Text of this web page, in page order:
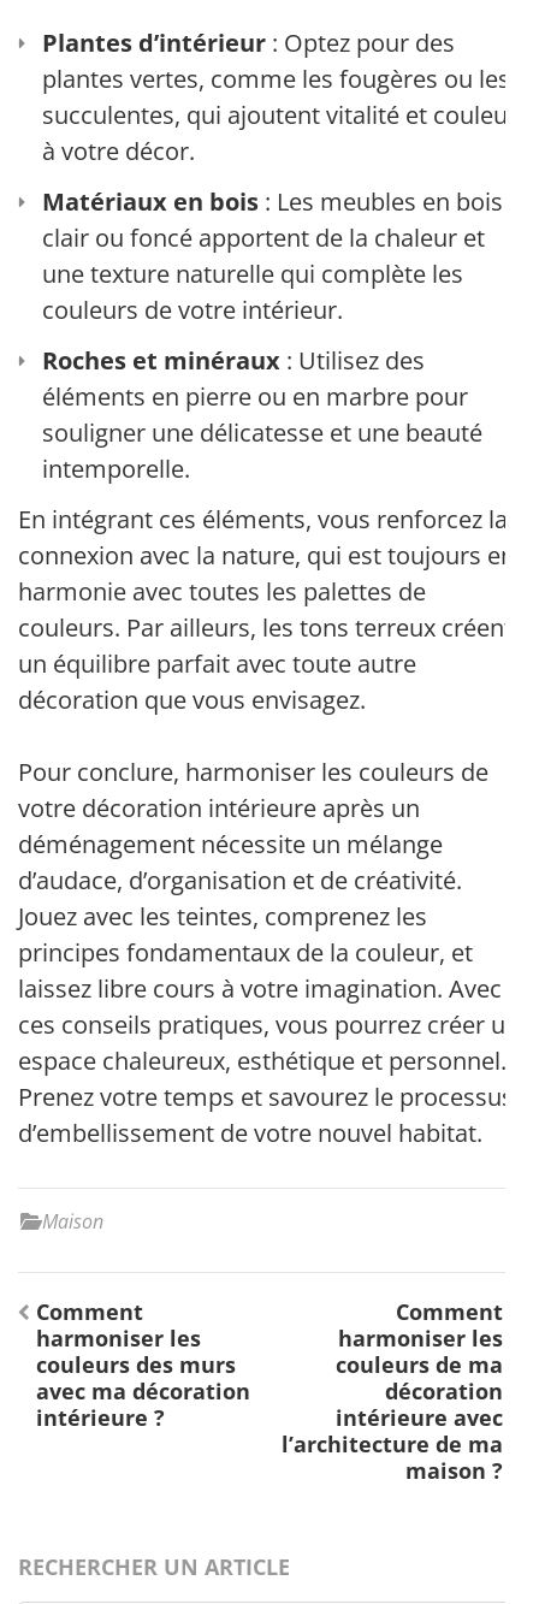
Plantes d’intérieur : Optez pour des
plantes vertes, comme les fougères ou les
succulentes, qui ajoutent vitalité et couleur
à votre décor.
Matériaux en bois : Les meubles en bois
clair ou foncé apportent de la chaleur et
une texture naturelle qui complète les
couleurs de votre intérieur.
Roches et minéraux : Utilisez des
éléments en pierre ou en marbre pour
souligner une délicatesse et une beauté
intemporelle.
En intégrant ces éléments, vous renforcez la
connexion avec la nature, qui est toujours en
harmonie avec toutes les palettes de
couleurs. Par ailleurs, les tons terreux créent
un équilibre parfait avec toute autre
décoration que vous envisagez.
Pour conclure, harmoniser les couleurs de
votre décoration intérieure après un
déménagement nécessite un mélange
d’audace, d’organisation et de créativité.
Jouez avec les teintes, comprenez les
principes fondamentaux de la couleur, et
laissez libre cours à votre imagination. Avec
ces conseils pratiques, vous pourrez créer un
espace chaleureux, esthétique et personnel.
Prenez votre temps et savourez le processus
d’embellissement de votre nouvel habitat.
Maison
Navigation
de
l’article
Comment
harmoniser les
couleurs des murs
avec ma décoration
intérieure ?
Comment
harmoniser les
couleurs de ma
décoration
intérieure avec
l’architecture de ma
maison ?
RECHERCHER UN ARTICLE